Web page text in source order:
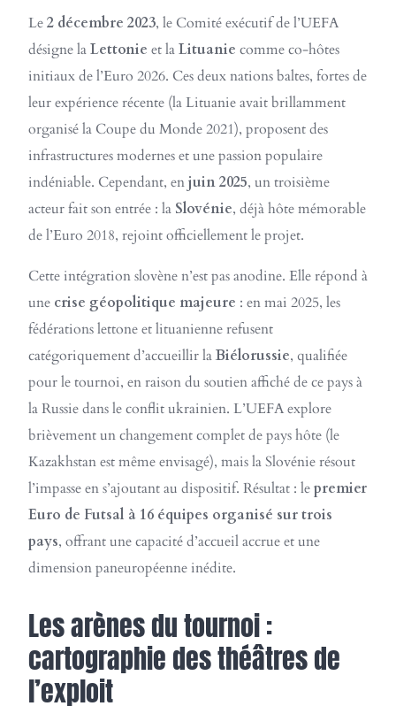
Le2 décembre 2023, le Comité exécutif de l’UEFA
désigne laLettonie et laLituanie comme co-hôtes
initiaux de l’Euro 2026. Ces deux nations baltes, fortes de
leur expérience récente (la Lituanie avait brillamment
organisé la Coupe du Monde 2021), proposent des
infrastructures modernes et une passion populaire
indéniable. Cependant, enjuin 2025, un troisième
acteur fait son entrée : la Slovénie, déjà hôte mémorable
de l’Euro 2018, rejoint officiellement le projet.
Cette intégration slovène n’est pas anodine. Elle répond à
une crise géopolitique majeure : en mai 2025, les
fédérations lettone et lituanienne refusent
catégoriquement d’accueillir laBiélorussie, qualifiée
pour le tournoi, en raison du soutien affiché de ce pays à
la Russie dans le conflit ukrainien. L’UEFA explore
brièvement un changement complet de pays hôte (le
Kazakhstan est même envisagé), mais la Slovénie résout
l’impasse en s’ajoutant au dispositif. Résultat : lepremier
Euro de Futsal à 16 équipes organisé sur trois
pays, offrant une capacité d’accueil accrue et une
dimension paneuropéenne inédite.
Les arènes du tournoi :
cartographie des théâtres de
l’exploit